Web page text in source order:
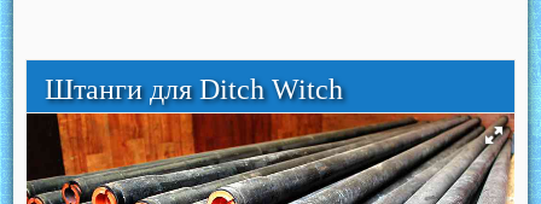
Штанги для Ditch Witch